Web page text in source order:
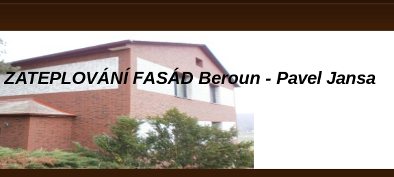
ZATEPLOVÁNÍ FASÁD Beroun - Pavel Jansa